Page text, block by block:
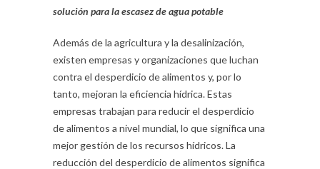
solución para la escasez de agua potable
Además de la agricultura y la desalinización,
existen empresas y organizaciones que luchan
contra el desperdicio de alimentos y, por lo
tanto, mejoran la eficiencia hídrica. Estas
empresas trabajan para reducir el desperdicio
de alimentos a nivel mundial, lo que significa una
mejor gestión de los recursos hídricos. La
reducción del desperdicio de alimentos significa